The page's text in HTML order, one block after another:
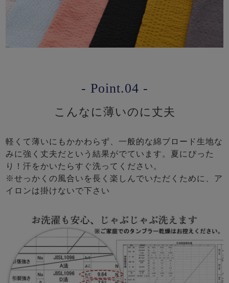
- Point.04 -
こんなに薄いのに丈夫
軽くて薄いにもかかわらず、一般的な綿ブロード生地な
みに強く丈夫だという結果がでています。夏にぴった
り！汗をかいたらすぐ洗ってください。
※せっかくの風合いを長く楽しんでいただくために、ア
イロンは掛けないで下さい